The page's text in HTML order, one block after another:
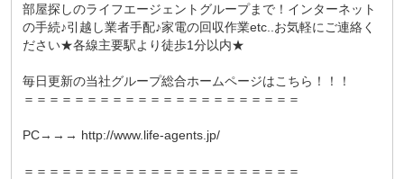
部屋探しのライフエージェントグループまで！インターネット
の手続♪引越し業者手配♪家電の回収作業etc..お気軽にご連絡く
ださい★各線主要駅より徒歩1分以内★
毎日更新の当社グループ総合ホームページはこちら！！！
＝＝＝＝＝＝＝＝＝＝＝＝＝＝＝＝＝＝＝＝＝＝
PC→→→ http://www.life-agents.jp/
＝＝＝＝＝＝＝＝＝＝＝＝＝＝＝＝＝＝＝＝＝＝